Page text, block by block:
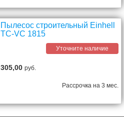
Пылесос строительный Einhell
TC-VC 1815
Уточните наличие
305,00руб.
Рассрочка на 3 мес.